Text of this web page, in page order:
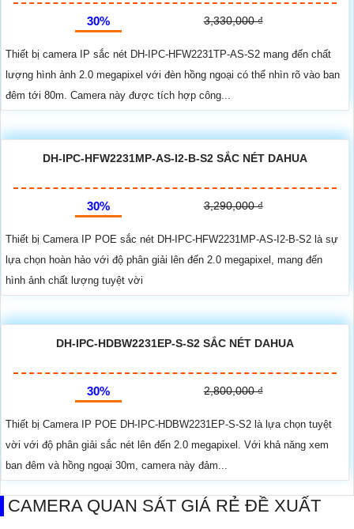
30% 3,330,000 ₫
Thiết bị camera IP sắc nét DH-IPC-HFW2231TP-AS-S2 mang đến chất
lượng hình ảnh 2.0 megapixel với đèn hồng ngoại có thể nhìn rõ vào ban
đêm tới 80m. Camera này được tích hợp công...
DH-IPC-HFW2231MP-AS-I2-B-S2 SẮC NÉT DAHUA
30% 3,290,000 ₫
Thiết bị Camera IP POE sắc nét DH-IPC-HFW2231MP-AS-I2-B-S2 là sự
lựa chọn hoàn hảo với độ phân giải lên đến 2.0 megapixel, mang đến
hình ảnh chất lượng tuyệt vời
DH-IPC-HDBW2231EP-S-S2 SẮC NÉT DAHUA
30% 2,800,000 ₫
Thiết bị Camera IP POE DH-IPC-HDBW2231EP-S-S2 là lựa chọn tuyệt
vời với độ phân giải sắc nét lên đến 2.0 megapixel. Với khả năng xem
ban đêm và hồng ngoại 30m, camera này đảm...
CAMERA QUAN SÁT GIÁ RẺ ĐỀ XUẤT